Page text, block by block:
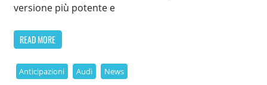
versione più potente e
READ MORE
Anticipazioni Audi News